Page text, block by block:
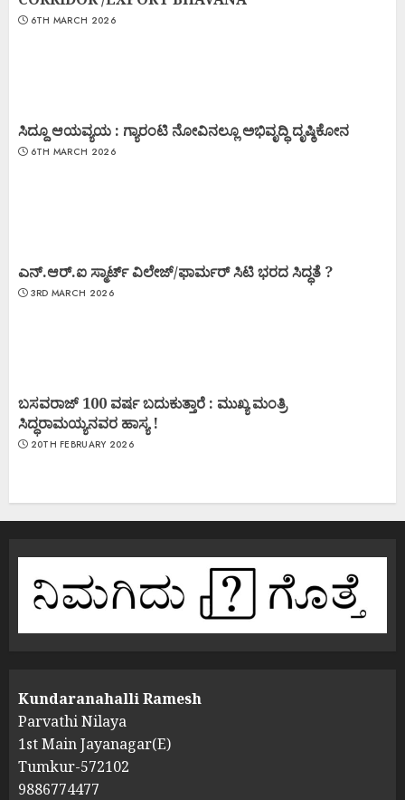
6TH MARCH 2026
ಸಿದ್ದೂ ಆಯವ್ಯಯ : ಗ್ಯಾರಂಟಿ ನೋವಿನಲ್ಲೂ ಅಭಿವೃದ್ಧಿ ದೃಷ್ಠಿಕೋನ
6TH MARCH 2026
ಎನ್.ಆರ್.ಐ ಸ್ಮಾರ್ಟ್ ವಿಲೇಜ್/ಫಾರ್ಮರ್ ಸಿಟಿ ಭರದ ಸಿದ್ಧತೆ ?
3RD MARCH 2026
ಬಸವರಾಜ್ 100 ವರ್ಷ ಬದುಕುತ್ತಾರೆ : ಮುಖ್ಯ ಮಂತ್ರಿ
ಸಿದ್ಧರಾಮಯ್ಯನವರ ಹಾಸ್ಯ !
20TH FEBRUARY 2026
Kundaranahalli Ramesh
Parvathi Nilaya
1st Main Jayanagar(E)
Tumkur-572102
9886774477